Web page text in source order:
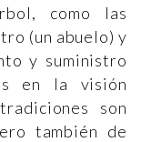
como las
(un abuelo) y
y suministro
en la visión
son
también de